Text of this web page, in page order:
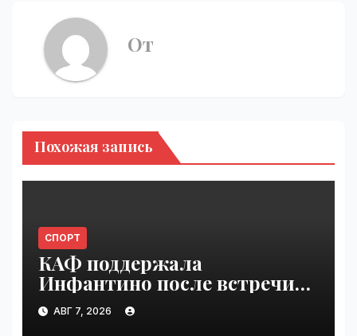
От
Похожая запись
СПОРТ
КАФ поддержала
Инфантино после встречи
ФИФА в Марокко |
VseTime.ru
АВГ 7, 2026